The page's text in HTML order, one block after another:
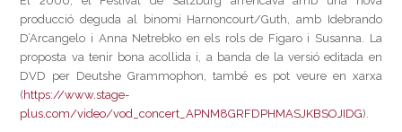
producció deguda al binomi Harnoncourt/Guth, amb Idebrando
D’Arcangelo i Anna Netrebko en els rols de Figaro i Susanna. La
proposta va tenir bona acollida i, a banda de la versió editada en
DVD per Deutshe Grammophon, també es pot veure en xarxa
(https://www.stage-
plus.com/video/vod_concert_APNM8GRFDPHMASJKBSOJIDG).